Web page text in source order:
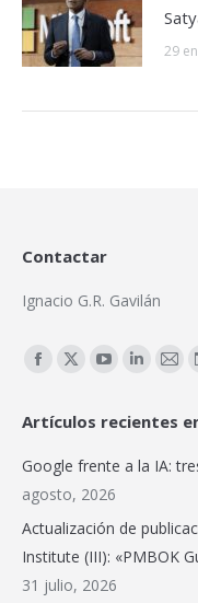
29
Contactar
Ignacio G.R. Gavilán
Encuéntranos en:
Facebook
opens
new
X
opens
in
new
YouTube
opens
in
new
Linkedin
opens
in
Mail
in
Artículos recientes
Google frente a la IA:
agosto, 2026
Actualización de
Institute (III): «PMBOK
31 julio, 2026